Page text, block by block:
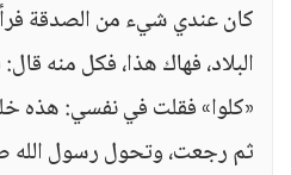
كان عندي شيء من الصدقة
البلاد، فهاك هذا، فكل منه
«كلوا» فقلت في نفسي: هذه
ثم رجعت، وتحول رسول الله